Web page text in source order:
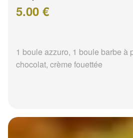
5.00 €
1 boule azzuro, 1 boule barbe à
chocolat, crème fouettée